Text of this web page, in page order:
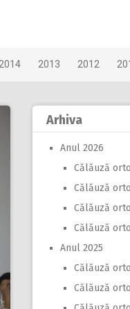
2013 2012
Arhiva
Anul 2026
Călăuză
Călăuză
Călăuză
Călăuză
Anul 2025
Călăuză
Călăuză